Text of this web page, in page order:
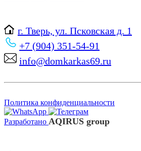
г. Тверь, ул. Псковская д. 1
+7 (904) 351-54-91
info@domkarkas69.ru
Политика конфиденциальности
Разработано AQIRUS group